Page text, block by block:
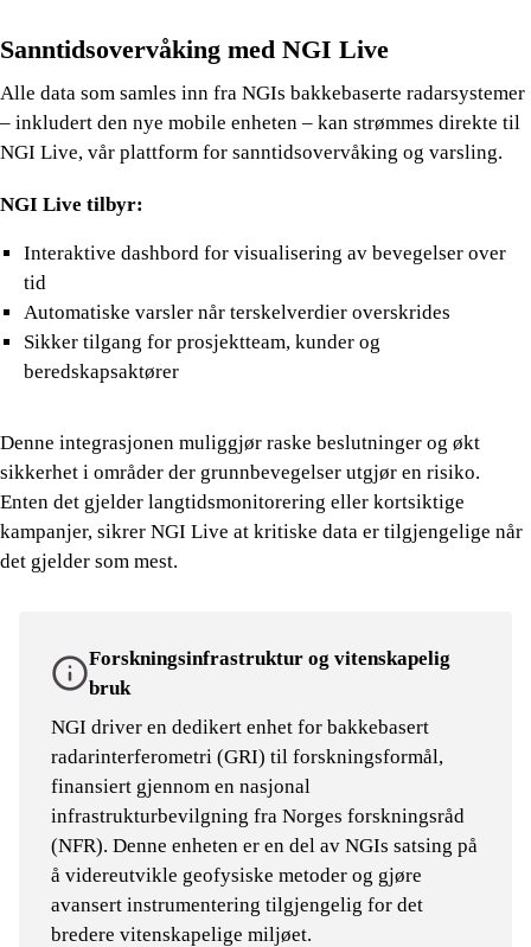
Sanntidsovervåking med NGI Live
Alle data som samles inn fra NGIs bakkebaserte radarsystemer
– inkludert den nye mobile enheten – kan strømmes direkte til
NGI Live, vår plattform for sanntidsovervåking og varsling.
NGI Live tilbyr:
Interaktive dashbord for visualisering av bevegelser over
tid
Automatiske varsler når terskelverdier overskrides
Sikker tilgang for prosjektteam, kunder og
beredskapsaktører
Denne integrasjonen muliggjør raske beslutninger og økt
sikkerhet i områder der grunnbevegelser utgjør en risiko.
Enten det gjelder langtidsmonitorering eller kortsiktige
kampanjer, sikrer NGI Live at kritiske data er tilgjengelige når
det gjelder som mest.
Forskningsinfrastruktur og vitenskapelig
bruk
NGI driver en dedikert enhet for bakkebasert
radarinterferometri (GRI) til forskningsformål,
finansiert gjennom en nasjonal
infrastrukturbevilgning fra Norges forskningsråd
(NFR). Denne enheten er en del av NGIs satsing på
å videreutvikle geofysiske metoder og gjøre
avansert instrumentering tilgjengelig for det
bredere vitenskapelige miljøet.